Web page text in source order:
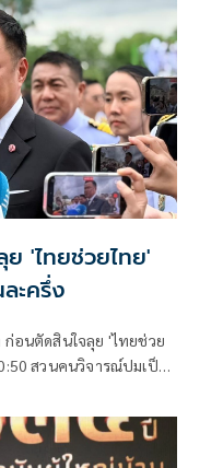
'ไทยช่วยไทย'
ะครึ่ง
ก่อนตัดสินใจลุย 'ไทยช่วย
สวนคนวิจารณ์ปมเป็น